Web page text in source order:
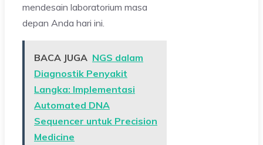
mendesain laboratorium masa
depan Anda hari ini.
BACA JUGA NGS dalam
Diagnostik Penyakit
Langka: Implementasi
Automated DNA
Sequencer untuk Precision
Medicine